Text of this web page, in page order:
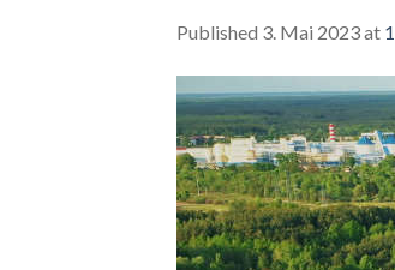
Published 3. Mai 2023at